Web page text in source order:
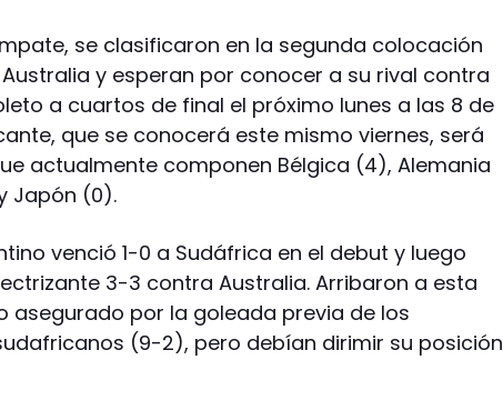
se clasificaron en la segunda colocación
y esperan por conocer a su rival contra
a cuartos de final el próximo lunes a las 8 de
que se conocerá este mismo viernes, será
actualmente componen Bélgica (4), Alemania
Japón (0).
venció 1-0 a Sudáfrica en el debut y luego
3-3 contra Australia. Arribaron a esta
asegurado por la goleada previa de los
(9-2), pero debían dirimir su posición